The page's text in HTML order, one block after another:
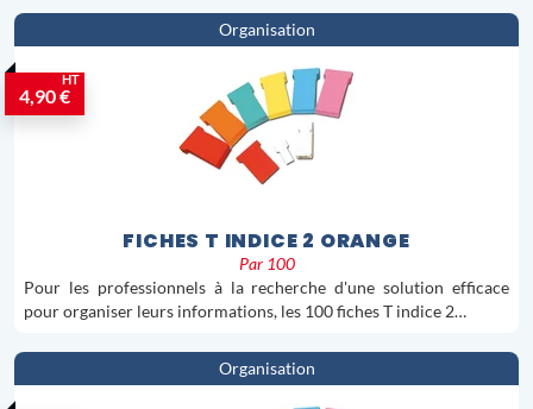
Organisation
4,90 €
HT
FICHES T INDICE 2 ORANGE
Par 100
Pour les professionnels à la recherche d'une solution efficace
pour organiser leurs informations, les 100 fiches T indice 2…
Organisation